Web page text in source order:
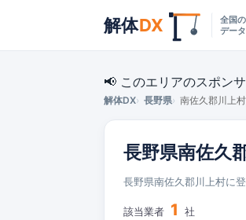
解体DX
全国
デー
📢 このエリアのスポン
解体DX 長野県 南佐久郡川上村
長野県南佐久
長野県南佐久郡川上村に
該当業者 1 社